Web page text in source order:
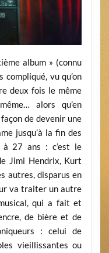
album » (connu
vu qu’on
deux fois le même
alors qu’en
de devenir une
jusqu’à la fin des
27 ans : c’est le
Jimi Hendrix, Kurt
autres, disparus en
va traiter un autre
qui a fait et
de bière et de
: celui de
vieillissantes ou